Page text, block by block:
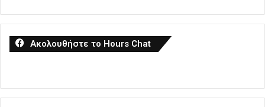
Ακολουθήστε το Hours Chat